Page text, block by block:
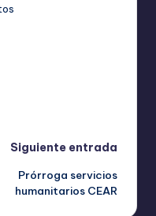
Siguiente entrada
Prórroga servicios
humanitarios CEAR